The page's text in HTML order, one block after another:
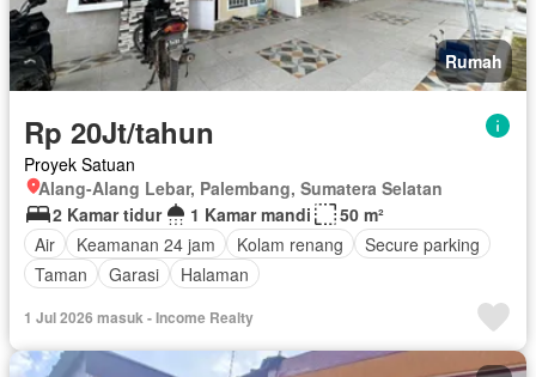
Rumah
Rp 20Jt/tahun
Proyek Satuan
Alang-Alang Lebar, Palembang, Sumatera Selatan
2 Kamar tidur
1 Kamar mandi
50 m²
Air
Keamanan 24 jam Kolam renang
Secure parking
Taman
Garasi Halaman
1 Jul 2026 masuk - Income Realty